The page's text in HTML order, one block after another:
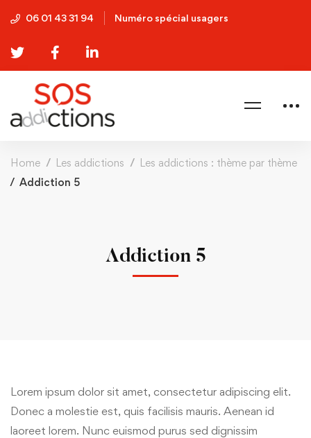
06 01 43 31 94 Numéro spécial usagers
Home Les addictions
Les addictions : thème par thème
Addiction 5
Addiction 5
Lorem ipsum dolor sit amet, consectetur adipiscing elit.
Donec a molestie est, quis facilisis mauris. Aenean id
laoreet lorem. Nunc euismod purus sed dignissim